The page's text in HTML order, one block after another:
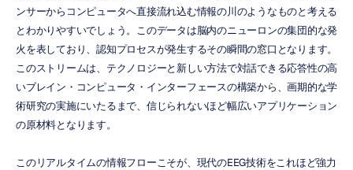
ンサーからコンピュータへ直接流れ込む情報の川のようなものと考える
とわかりやすいでしょう。このデータは脳内のニューロンの集団的な発
火を表しており、認知プロセスが発生するその瞬間の窓口となります。
このストリームは、テクノロジーと新しい方法で対話できる応答性の高
いブレイン・コンピュータ・インターフェースの構築から、画期的な学
術研究の実施にいたるまで、信じられないほど幅広いアプリケーション
の原材料となります。
このリアルタイムの情報フローこそが、現代のEEG技術をこれほど強力